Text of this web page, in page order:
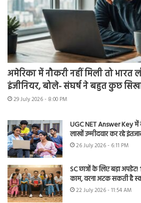
अमेरिका में नौकरी नहीं मिली तो भारत
इंजीनियर, बोले- संघर्ष ने बहुत कुछ
29 July 2026 - 8:00 PM
UGC NET Answer Key में
लाखों उम्मीदवार कर रहे
26 July 2026 - 6:11 PM
SC छात्रों के लिए बड़ा
काम, वरना अटक सकती है
22 July 2026 - 11:54 AM